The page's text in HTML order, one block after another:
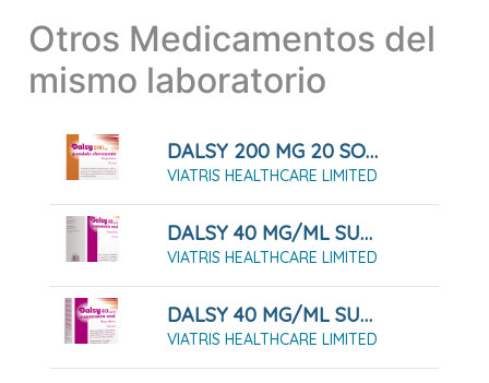
Otros Medicamentos del
mismo laboratorio
DALSY 200 MG 20 SOBRES EFERVESCENTES
VIATRIS HEALTHCARE LIMITED
DALSY 40 MG/ML SUSPENSION ORAL 150 ML
VIATRIS HEALTHCARE LIMITED
DALSY 40 MG/ML SUSPENSION ORAL 30 ML
VIATRIS HEALTHCARE LIMITED